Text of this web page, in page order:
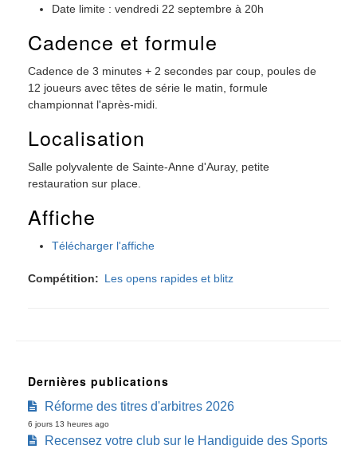
Date limite : vendredi 22 septembre à 20h
Cadence et formule
Cadence de 3 minutes + 2 secondes par coup, poules de
12 joueurs avec têtes de série le matin, formule
championnat l'après-midi.
Localisation
Salle polyvalente de Sainte-Anne d'Auray, petite
restauration sur place.
Affiche
Télécharger l'affiche
Compétition Les opens rapides et blitz
Dernières publications
Réforme des titres d'arbitres 2026
6 jours 13 heures ago
Recensez votre club sur le Handiguide des Sports